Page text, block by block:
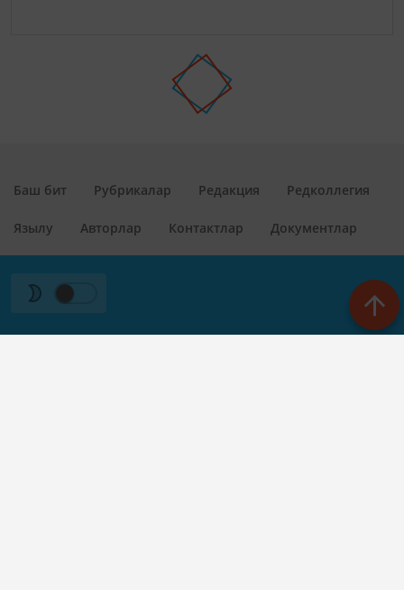
Баш бит Рубрикалар Редакция Редколлегия
Язылу Авторлар Контактлар Документлар